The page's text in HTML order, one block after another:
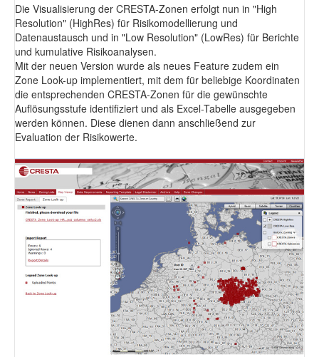
Die Visualisierung der CRESTA-Zonen erfolgt nun in "High
Resolution" (HighRes) für Risikomodellierung und
Datenaustausch und in "Low Resolution" (LowRes) für Berichte
und kumulative Risikoanalysen.
Mit der neuen Version wurde als neues Feature zudem ein
Zone Look-up implementiert, mit dem für beliebige Koordinaten
die entsprechenden CRESTA-Zonen für die gewünschte
Auflösungsstufe identifiziert und als Excel-Tabelle ausgegeben
werden können. Diese dienen dann anschließend zur
Evaluation der Risikowerte.